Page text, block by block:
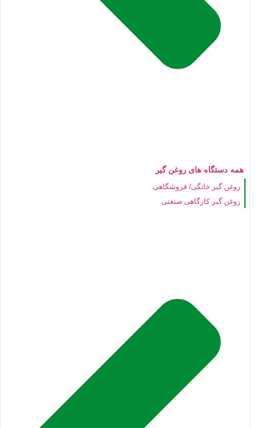
همه دستگاه های روغن گیر
روغن گیر خانگی/ فروشگاهی
روغن گیر کارگاهی صنعتی